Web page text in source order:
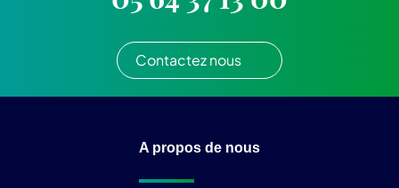
Contactez nous
A propos de nous